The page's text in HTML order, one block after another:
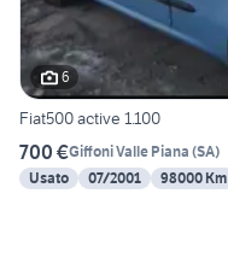
6
Fiat500 active 1.100
700 €Giffoni Valle Piana (SA)
Usato
07/2001 98000 Km